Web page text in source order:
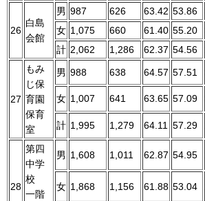
26
白島
会館
男 987 626 63.42 53.86
女 1,075 660 61.40 55.20
計 2,062 1,286 62.37 54.56
27
もみ
じ保
育園
保育
室
男 988 638 64.57 57.51
女 1,007 641 63.65 57.09
計 1,995 1,279 64.11 57.29
28
第四
中学
校
一階
男 1,608 1,011 62.87 54.95
女 1,868 1,156 61.88 53.04